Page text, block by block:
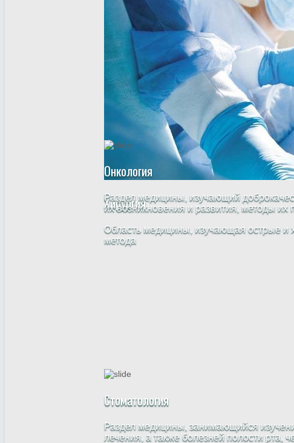
Хирургия
Область медицины, изучающая острые и
метода
Онкология
Раздел медицины, изучающий
их возникновения и развития, методы их
Стоматология
Раздел медицины, занимающийся
лечения, а также болезней полости рта,